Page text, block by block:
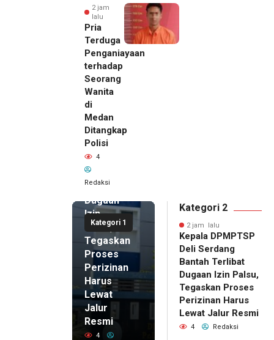
2 jam
lalu
Pria
Terduga
Penganiayaan
terhadap
Seorang
Wanita
di
Medan
Ditangkap
Polisi
4
Redaksi
Kategori 1
2 jam lalu
Kepala
DPMPTSP
Deli
Serdang
Bantah
Terlibat
Dugaan
Izin
Palsu,
Tegaskan
Proses
Perizinan
Harus
Lewat
Jalur
Resmi
4
Kategori 2
2 jam lalu
Kepala DPMPTSP
Deli Serdang
Bantah Terlibat
Dugaan Izin Palsu,
Tegaskan Proses
Perizinan Harus
Lewat Jalur Resmi
4 Redaksi